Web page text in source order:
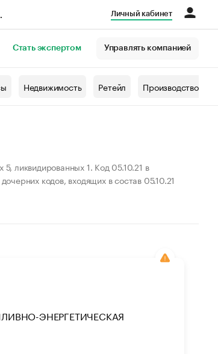
Личный кабинет
Стать экспертом Управлять компанией
Недвижимость Ретейл Производство
ликвидированных 1. Код 05.10.21 в
кодов, входящих в состав 05.10.21
ЭНЕРГЕТИЧЕСКАЯ